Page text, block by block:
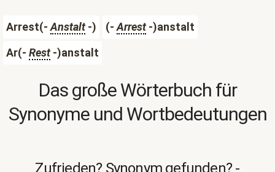
Arrest(-Anstalt-) (-Arrest-)anstalt
Ar(- Rest-)anstalt
Das große Wörterbuch für
Synonyme und Wortbedeutungen
Zufrieden? Synonym gefunden? -